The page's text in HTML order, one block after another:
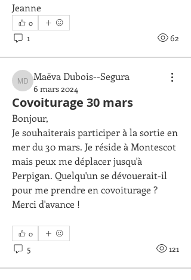
Jeanne
0
1 62
Maëva Dubois--Segura
Maëva Dubois--Segura
6 mars 2024
Covoiturage 30 mars
Bonjour,
Je souhaiterais participer à la sortie en
mer du 30 mars. Je réside à Montescot
mais peux me déplacer jusqu'à
Perpigan. Quelqu'un se dévouerait-il
pour me prendre en covoiturage ?
Merci d'avance !
0
5 121